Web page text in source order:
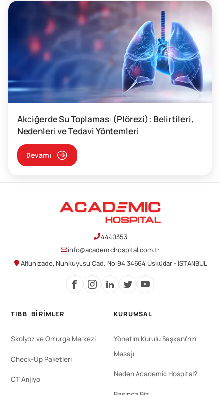
Akciğerde Su Toplaması (Plörezi): Belirtileri,
Nedenleri ve Tedavi Yöntemleri
Devamı
4440353
info@academichospital.com.tr
Altunizade, Nuhkuyusu Cad. No:94 34664 Üsküdar - İSTANBUL
TIBBI BIRIMLER
Skolyoz ve Omurga Merkezi
Check-Up Paketleri
CT Anjiyo
KURUMSAL
Yönetim Kurulu Başkanı'nın
Mesajı
Neden Academic Hospital?